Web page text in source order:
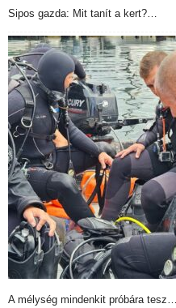
Sipos gazda: Mit tanít a kert?…
A mélység mindenkit próbára tesz….